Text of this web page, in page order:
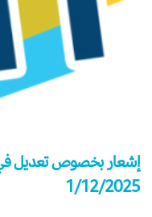
إشعار بخصوص تعديل
1/12/2025